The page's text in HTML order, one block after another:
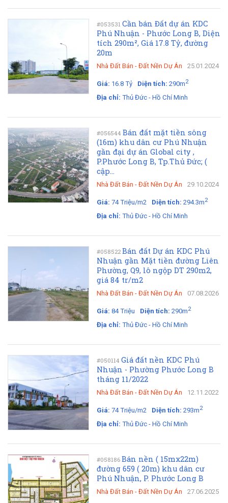
#053531 Cần bán Đất dự án KDC
Phú Nhuận - Phước Long B, Diện
tích 290m², Giá 17.8 Tỷ, đường
20m
Nhà Đất Bán - Đất Nền Dự Án 25.01.2024
Giá: 16.8 Tỷ Diện tích: 290m2
Địa chỉ: Thủ Đức - Hồ Chí Minh
#056544 Bán đất mặt tiền sông
(16m) khu dân cư Phú Nhuận
gần đại dự án Global city ,
P.Phước Long B, Tp.Thủ Đức; (
cập...
Nhà Đất Bán - Đất Nền Dự Án 29.10.2024
Giá: 74 Triệu/m2 Diện tích: 294.3m2
Địa chỉ: Thủ Đức - Hồ Chí Minh
#058522 Bán đất Dự án KDC Phú
Nhuận gần Mặt tiền đường Liên
Phường, Q9, lô ngộp DT 290m2,
giá 84 tr/m2
Nhà Đất Bán - Đất Nền Dự Án 07.08.2026
Giá: 84 Triệu Diện tích: 290m2
Địa chỉ: Thủ Đức - Hồ Chí Minh
#050114 Giá đất nền KDC Phú
Nhuận - Phường Phước Long B
tháng 11/2022
Nhà Đất Bán - Đất Nền Dự Án 12.11.2022
Giá: 74 Triệu/m2 Diện tích: 293m2
Địa chỉ: Thủ Đức - Hồ Chí Minh
#058186 Bán nền ( 15mx22m)
đường 659 ( 20m) khu dân cư
Phú Nhuận, P. Phước Long B
Nhà Đất Bán - Đất Nền Dự Án 27.06.2025